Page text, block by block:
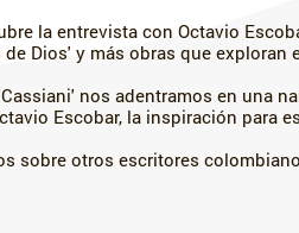
la entrevista con Octavio
de Dios' y más obras que
nos adentramos en una
Escobar, la inspiración para
sobre otros escritores